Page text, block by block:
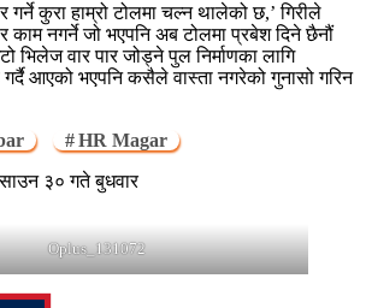
कुरा हाम्रो टोलमा चल्न थालेको छ,’ गिरीले
काम नगर्ने जो भएपनि अब टोलमा प्रबेश दिने छैनौं
भिलेज वार पार जोड्ने पुल निर्माणका लागि
आएको भएपनि कसैले वास्ता नगरेको गुनासो गरिन
HR Magar
३० गते बुधवार
Oplus_131072